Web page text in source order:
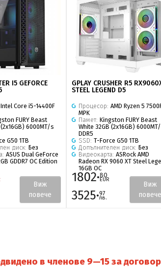
I5 GEFORCE
Intel Core i5-14400F
FURY Beast
6000MT/s
G50 1TB
диск: Без
ASUS Dual GeForce
GDDR7 OC Edition
Виж
повече
GPLAY CRUSHER R5
STEEL LEGEND D5
Процесор: AMD Ryzen 5
MPK
Памет: Kingston FURY Beast
White 32GB (2x16GB)
DDR5
SSD: T-Force G50 1TB
Допълнителен диск: Без
Видеокарта: ASRock AMD
Radeon RX 9060 XT Steel
16GB OC
1802·80
EUR
3525·97
лв.
Виж
повече
в членове 9—15 за